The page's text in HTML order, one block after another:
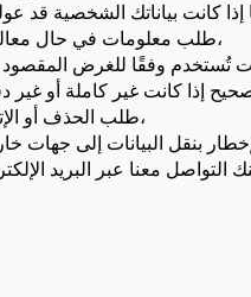
طلب معلومات في حال معالجتها،
طلب الحذف أو الإتلاف،